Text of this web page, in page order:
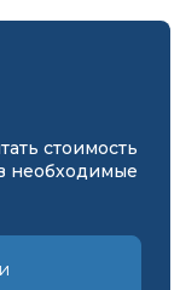
стоимость
необходимые